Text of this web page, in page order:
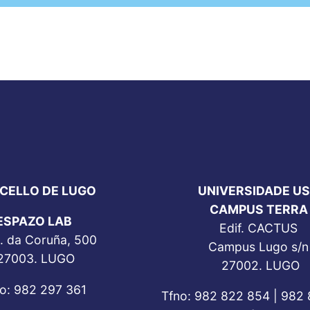
DE LUGO
LAB
da Coruña, 500
LUGO
982 297 361
UNIVERSIDADE
CAMPUS TERRA
Edif. CACTUS
Campus Lugo s/n
27002. LUGO
Tfno: 982 822 854 | 982